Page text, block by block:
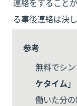
連絡をすること
る事後連絡は決
参考
無料でシ
ケタイム 」
働いた分